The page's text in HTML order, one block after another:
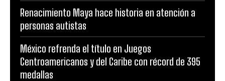
Renacimiento Maya hace historia en atención a
personas autistas
México refrenda el título en Juegos
Centroamericanos y del Caribe con récord de 395
medallas